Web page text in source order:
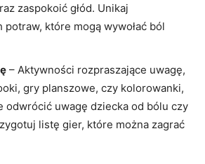
zaspokoić głód.⁤ Unikaj
które mogą wywołać ból
– Aktywności rozpraszające ⁢uwagę,
⁢gry ‍planszowe, czy kolorowanki,
odwrócić uwagę dziecka od‌ bólu⁤ czy
listę gier, które można zagrać